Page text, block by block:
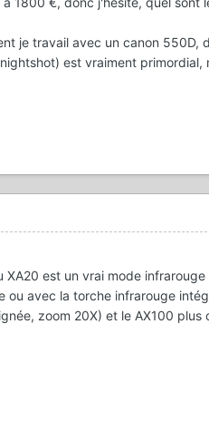
je travail avec un canon 550D,
est vraiment primordial,
est un vrai mode
ou avec la torche infrarouge
zoom 20X) et le AX100 plus